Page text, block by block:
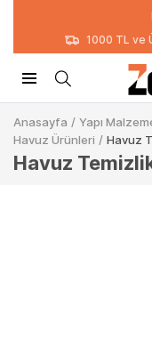
1000 TL ve
Anasayfa / Yapı
Havuz Ürünleri / Havuz
Havuz